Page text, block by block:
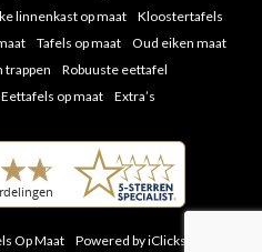
linnenkast op maat
Kloostertafels
Tafels op maat
Oud eiken maat
trappen
Robuuste eettafel
Eettafels op maat Extra’s
Op Maat Powered by iClicks